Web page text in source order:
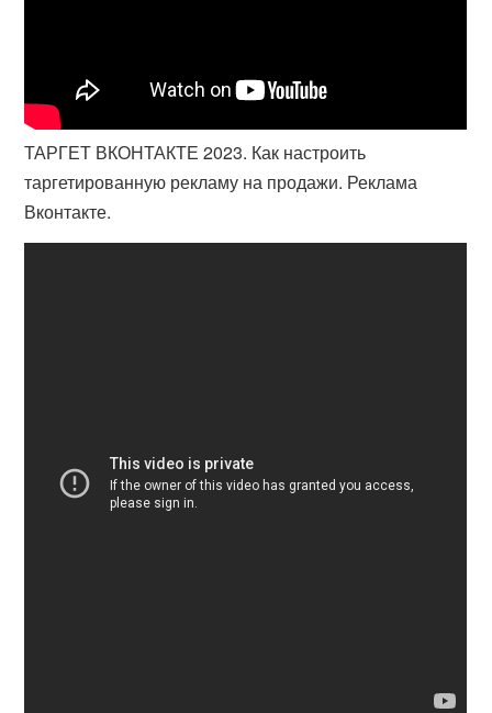
ТАРГЕТ ВКОНТАКТЕ 2023. Как настроить
таргетированную рекламу на продажи. Реклама
Вконтакте.